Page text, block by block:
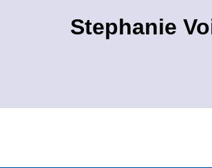
Stephanie